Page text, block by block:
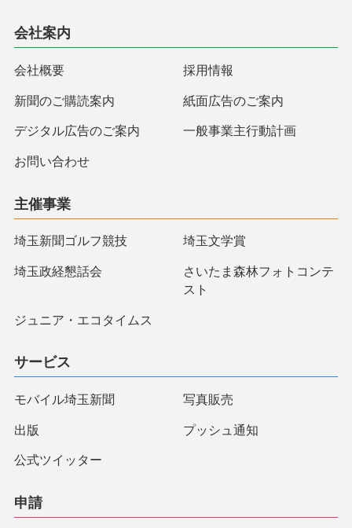
会社案内
会社概要 採用情報
新聞のご購読案内 紙面広告のご案内
デジタル広告のご案内 一般事業主行動計画
お問い合わせ
主催事業
埼玉新聞ゴルフ競技 埼玉文学賞
埼玉政経懇話会
さいたま森林フォトコンテ
スト
ジュニア・エコタイムス
サービス
モバイル埼玉新聞 写真販売
出版 プッシュ通知
公式ツイッター
申請